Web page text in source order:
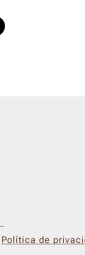
Política de